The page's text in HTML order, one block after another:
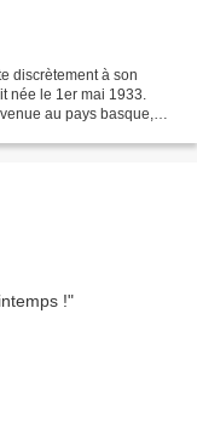
discrètement à son
née le 1er mai 1933.
au pays basque,